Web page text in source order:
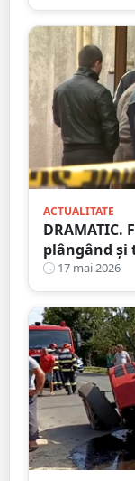
ACTUALITATE
plângând și
17 mai 2026